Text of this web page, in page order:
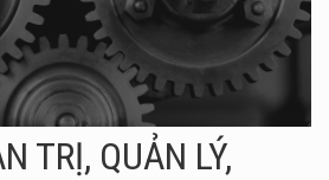
TRỊ, QUẢN LÝ,